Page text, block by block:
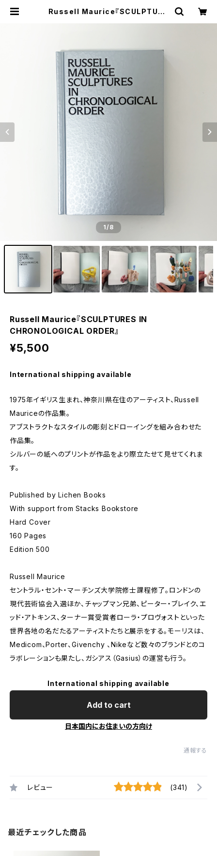
Russell Maurice『SCULPTURE
1/8
Russell Maurice『SCULPTURES IN
CHRONOLOGICAL ORDER』
¥5,500
International shipping available
1975年イギリス生まれ、神奈川県在住のアーティスト、Russell
Mauriceの作品集。
アブストラクトなスタイルの彫刻とドローイングを組み合わせた
作品集。
シルバーの紙へのプリントが作品をより際立たせて見せてくれま
す。
Published by Lichen Books
With support from Stacks Bookstore
Hard Cover
160 Pages
Edition 500
Russell Maurice
セントラル・セント・マーチンズ大学院修士課程修了。ロンドンの
現代芸術協会入選ほか、チャップマン兄弟、ピーター・ブレイク、エ
ッド・アトキンス、ターナー賞受賞者ローラ・プロヴォストといった
世界各地の名だたるアーティストたちと展示をする。モーリスは、
Medicom、Porter、Givenchy 、Nikeなど数々のブランドとのコ
ラボレーションも果たし、ガシアス（Gasius）の運営も行う。
International shipping available
Add to cart
日本国内にお住まいの方向け
通報する
レビュー (341)
最近チェックした商品